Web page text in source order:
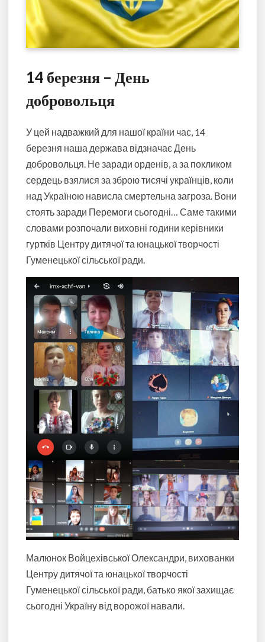
14 березня – День
добровольця
У цей надважкий для нашої країни час, 14
березня наша держава відзначає День
добровольця. Не заради орденів, а за покликом
сердець взялися за зброю тисячі українців, коли
над Україною нависла смертельна загроза. Вони
стоять заради Перемоги сьогодні… Саме такими
словами розпочали виховні години керівники
гуртків Центру дитячої та юнацької творчості
Гуменецької сільської ради.
Малюнок Войцехівської Олександри, вихованки
Центру дитячої та юнацької творчості
Гуменецької сільської ради, батько якої захищає
сьогодні Україну від ворожої навали.